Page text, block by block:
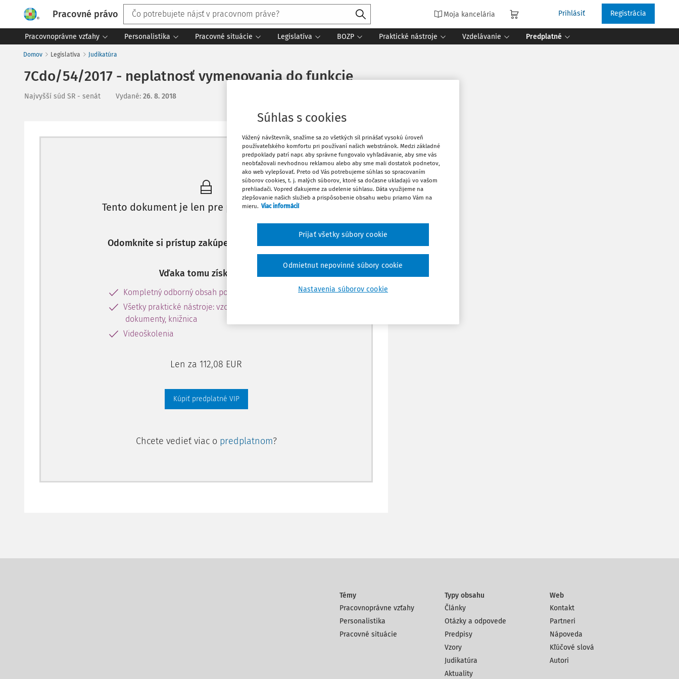
Pracovné právo Moja kancelária Prihlásiť Registrácia
Pracovnoprávne vzťahy Personalistika Pracovné situácie Legislatíva BOZP Praktické nástroje Vzdelávanie Predplatné
Domov Legislatíva Judikatúra
7Cdo/54/2017 - neplatnosť vymenovania do funkcie
Najvyšší súd SR - senát Vydané: 26. 8. 2018
Máte predplatné? Prihláste sa
Tento dokument je len pre predplatiteľov VIP.
Odomknite si prístup zakúpením predplatného.
Vďaka tomu získate aj:
Kompletný odborný obsah portálu
Všetky praktické nástroje: vzory, smart
dokumenty, knižnica
Videoškolenia
Len za 112,08 EUR
Kúpiť predplatné VIP
Chcete vedieť viac o predplatnom?
Vytlačiť
Obľúbené
Zdieľať
Témy
Pracovnoprávne vzťahy
Personalistika
Pracovné situácie
Typy obsahu
Články
Otázky a odpovede
Predpisy
Vzory
Judikatúra
Aktuality
Web
Kontakt
Partneri
Nápoveda
Kľúčové slová
Autori
Súhlas s cookies
Vážený návštevník, snažíme sa zo všetkých síl prinášať vysokú úroveň
používateľského komfortu pri používaní našich webstránok. Medzi základné
predpoklady patrí napr. aby správne fungovalo vyhľadávanie, aby sme vás
neobťažovali nevhodnou reklamou alebo aby sme mali dostatok podnetov,
ako web vylepšovať. Preto od Vás potrebujeme súhlas so spracovaním
súborov cookies, t. j. malých súborov, ktoré sa dočasne ukladajú vo vašom
prehliadači. Vopred ďakujeme za udelenie súhlasu. Dáta využijeme na
zlepšovanie našich služieb a prispôsobenie obsahu webu priamo Vám na
mieru. Viac informácií
Nastavenia súborov cookie
Odmietnut nepovinné súbory cookie
Prijať všetky súbory cookie